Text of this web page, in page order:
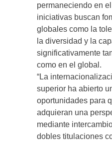
permaneciendo en
iniciativas buscan
globales como la
la diversidad y la
significativamente
como en el global.
“La
superior ha abierto
oportunidades para
adquieran una
mediante
dobles titulaciones